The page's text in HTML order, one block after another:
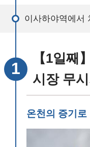
【3일째】시마바
이사하야역에서
【1일째
시장 무
온천의 증기